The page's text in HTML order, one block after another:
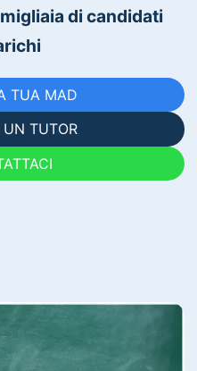
di candidati
TUA MAD
TUTOR